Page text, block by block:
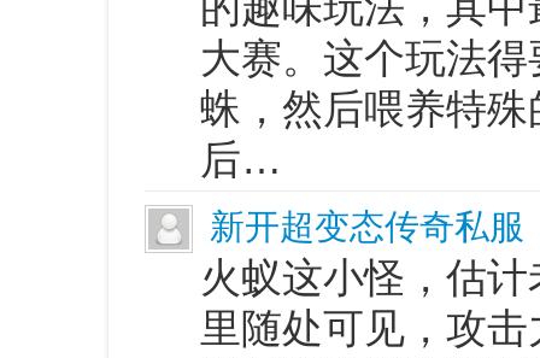
大赛。这个玩法
蛛，然后喂养特
后…
新开超变态传奇私服
火蚁这小怪，估
里随处可见，攻